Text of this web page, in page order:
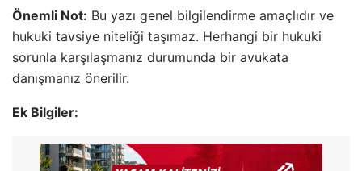
Önemli Not: Bu yazı genel bilgilendirme amaçlıdır ve
hukuki tavsiye niteliği taşımaz. Herhangi bir hukuki
sorunla karşılaşmanız durumunda bir avukata
danışmanız önerilir.
Ek Bilgiler: